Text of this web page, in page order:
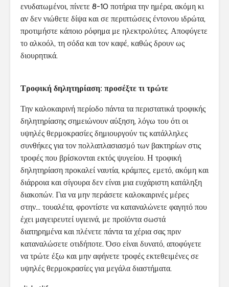
ενυδατωμένοι, πίνετε 8-10 ποτήρια την ημέρα, ακόμη κι
αν δεν νιώθετε δίψα και σε περιπτώσεις έντονου ιδρώτα,
προτιμήστε κάποιο ρόφημα με ηλεκτρολύτες. Αποφύγετε
το αλκοόλ, τη σόδα και τον καφέ, καθώς δρουν ως
διουρητικά.
Τροφική δηλητηρίαση: προσέξτε τι τρώτε
Την καλοκαιρινή περίοδο πάντα τα περιστατικά τροφικής
δηλητηρίασης σημειώνουν αύξηση, λόγω του ότι οι
υψηλές θερμοκρασίες δημιουργούν τις κατάλληλες
συνθήκες για τον πολλαπλασιασμό των βακτηρίων στις
τροφές που βρίσκονται εκτός ψυγείου. Η τροφική
δηλητηρίαση προκαλεί ναυτία, κράμπες, εμετό, ακόμη και
διάρροια και σίγουρα δεν είναι μια ευχάριστη κατάληξη
διακοπών. Για να μην περάσετε καλοκαιρινές μέρες
στην… τουαλέτα, φροντίστε να καταναλώνετε φαγητό που
έχει μαγειρευτεί υγιεινά, με προϊόντα σωστά
διατηρημένα και πλένετε πάντα τα χέρια σας πριν
καταναλώσετε οτιδήποτε. Όσο είναι δυνατό, αποφύγετε
να τρώτε έξω και μην αφήνετε τροφές εκτεθειμένες σε
υψηλές θερμοκρασίες για μεγάλα διαστήματα.